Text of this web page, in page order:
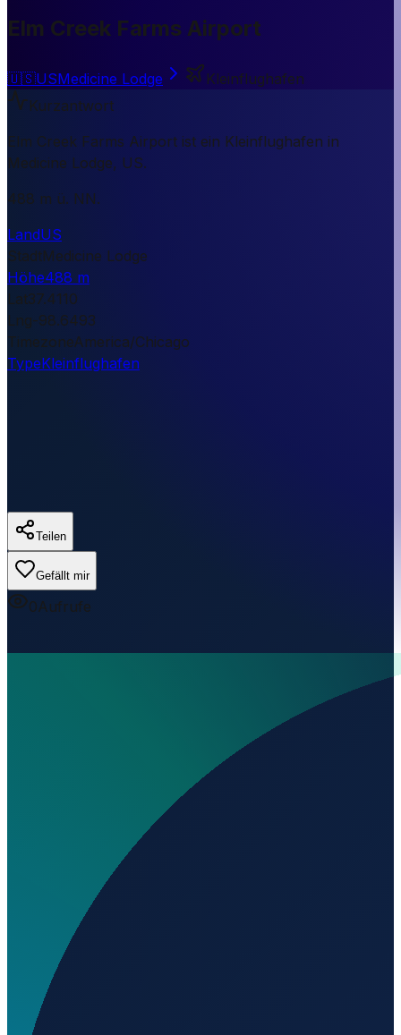
Elm Creek Farms Airport
🇺🇸USMedicine Lodge
Kleinflughafen
Kurzantwort
Elm Creek Farms Airport ist ein Kleinflughafen in
Medicine Lodge, US.
488 m ü. NN.
LandUS
StadtMedicine Lodge
Höhe488 m
Lat37.4110
Lng-98.6493
TimezoneAmerica/Chicago
TypeKleinflughafen
Teilen
Gefällt mir
0Aufrufe
Wo liegt Elm Creek Farms Airport?
Auf welcher Höhe liegt Elm Creek Farms Airport?
Wird geladen...
37.41099